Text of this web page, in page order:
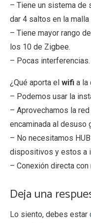
– Tiene un sistema de
dar 4 saltos en la malla
– Tiene mayor rango
los 10 de Zigbee.
– Pocas interferencias.
¿Qué aporta el wifi a la
– Podemos usar la
– Aprovechamos la
encaminada al desuso
– No necesitamos
dispositivos y estos a
– Conexión directa con
Deja una
Lo siento, debes estar